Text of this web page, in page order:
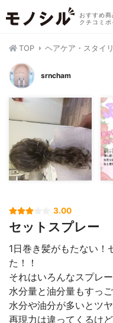
おすすめ
クチコミポ
TOP ヘアケア・スタイ
srncham
3.00
セットスプレー
1日巻き髪がもたない！
た！！
それはいろんなスプレ
水分量と油分量もすっ
水分や油分が多いとツ
再現力は違ってくるけど